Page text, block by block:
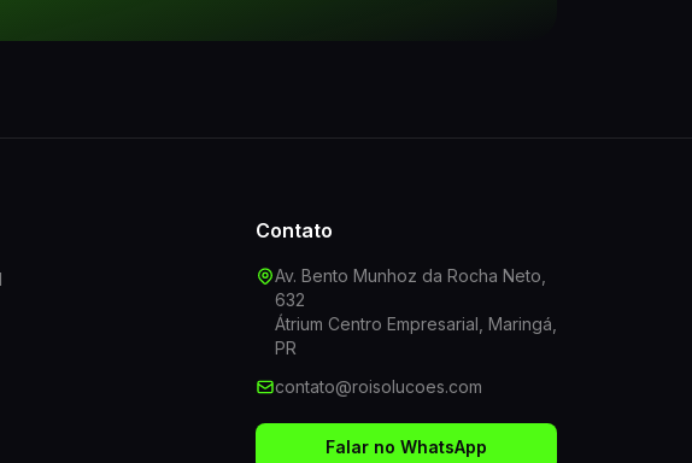
Contato
Av. Bento Munhoz da Rocha Neto,
632
Átrium Centro Empresarial, Maringá,
PR
contato@roisolucoes.com
Falar no WhatsApp